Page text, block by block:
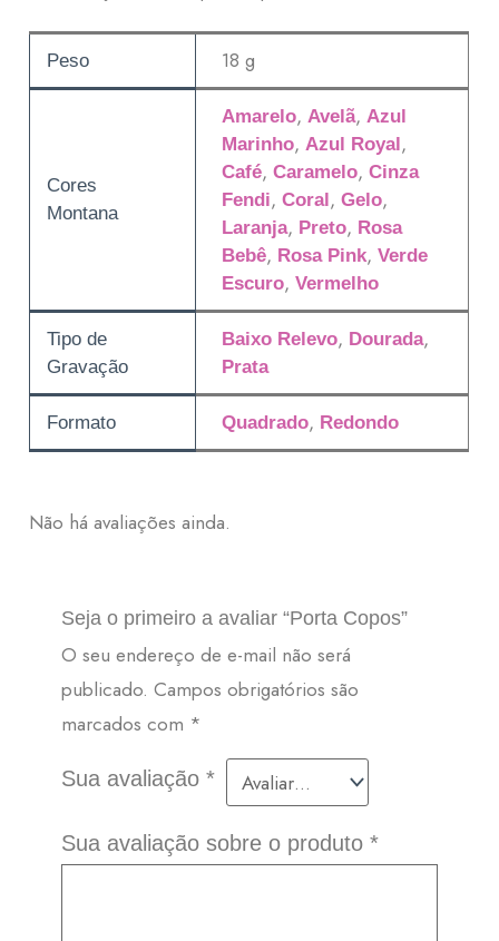
Peso 18 g
Cores
Montana
Amarelo, Avelã, Azul
Marinho, Azul Royal,
Café, Caramelo, Cinza
Fendi, Coral, Gelo,
Laranja, Preto, Rosa
Bebê, Rosa Pink, Verde
Escuro, Vermelho
Tipo de
Gravação
Baixo Relevo, Dourada,
Prata
Formato Quadrado, Redondo
Não há avaliações ainda.
Seja o primeiro a avaliar “Porta Copos”
O seu endereço de e-mail não será
publicado. Campos obrigatórios são
marcados com *
Sua avaliação *
Sua avaliação sobre o produto *